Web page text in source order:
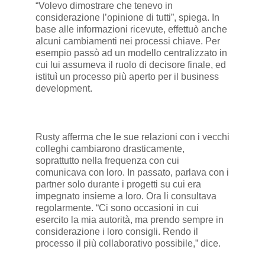
“Volevo dimostrare che tenevo in
considerazione l’opinione di tutti”, spiega. In
base alle informazioni ricevute, effettuò anche
alcuni cambiamenti nei processi chiave. Per
esempio passò ad un modello centralizzato in
cui lui assumeva il ruolo di decisore finale, ed
istituì un processo più aperto per il business
development.
Rusty afferma che le sue relazioni con i vecchi
colleghi cambiarono drasticamente,
soprattutto nella frequenza con cui
comunicava con loro. In passato, parlava con i
partner solo durante i progetti su cui era
impegnato insieme a loro. Ora li consultava
regolarmente. “Ci sono occasioni in cui
esercito la mia autorità, ma prendo sempre in
considerazione i loro consigli. Rendo il
processo il più collaborativo possibile,” dice.